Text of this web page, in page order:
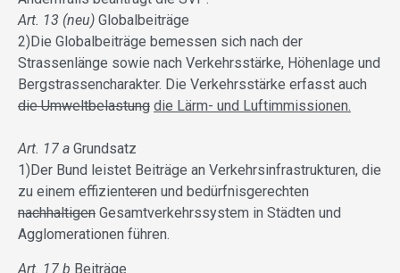
Art. 13 (neu) Globalbeiträge
2)Die Globalbeiträge bemessen sich nach der
Strassenlänge sowie nach Verkehrsstärke, Höhenlage und
Bergstrassencharakter. Die Verkehrsstärke erfasst auch
die Umweltbelastung die Lärm- und Luftimmissionen.
Art. 17 a Grundsatz
1)Der Bund leistet Beiträge an Verkehrsinfrastrukturen, die
zu einem effizienteren und bedürfnisgerechten
nachhaltigen Gesamtverkehrssystem in Städten und
Agglomerationen führen.
Art. 17 b Beiträge